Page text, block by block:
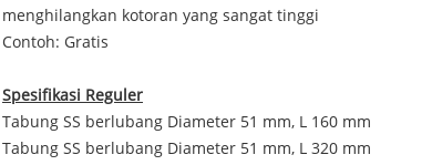
menghilangkan kotoran yang sangat tinggi
Contoh: Gratis
Spesifikasi Reguler
Tabung SS berlubang Diameter 51 mm, L 160 mm
Tabung SS berlubang Diameter 51 mm, L 320 mm